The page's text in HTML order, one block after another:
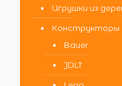
Игрушки из
Конструкторы
Bauer
JDLT